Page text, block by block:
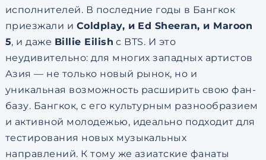
исполнителей. В последние годы в Бангкок
приезжали и Coldplay, и Ed Sheeran, и Maroon
5, и даже Billie Eilish с BTS. И это
неудивительно: для многих западных артистов
Азия — не только новый рынок, но и
уникальная возможность расширить свою фан-
базу. Бангкок, с его культурным разнообразием
и активной молодежью, идеально подходит для
тестирования новых музыкальных
направлений. К тому же азиатские фанаты